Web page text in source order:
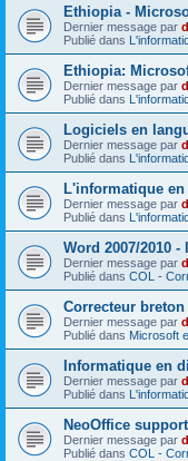
Ethiopia -
Dernier message par
Publié dans
Ethiopia:
Dernier message par
Publié dans
Logiciels en
Dernier message par
Publié dans
L'informatique
Dernier message par
Publié dans
Word 2007/2010
Dernier message par
Publié dans COL -
Correcteur
Dernier message par
Publié dans Microsoft
Informatique en
Dernier message par
Publié dans
NeoOffice
Dernier message par
Publié dans COL -